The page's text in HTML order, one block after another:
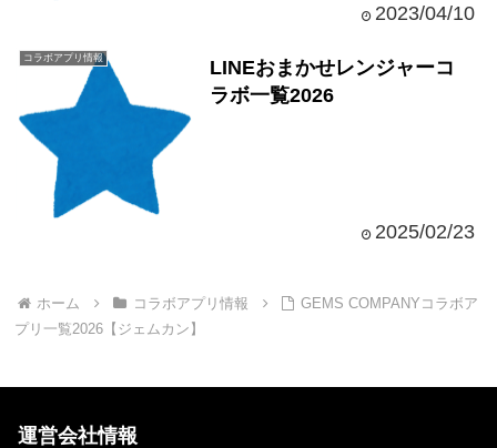
2023/04/10
コラボアプリ情報
LINEおまかせレンジャーコ
ラボ一覧2026
2025/02/23
ホーム コラボアプリ情報
GEMS COMPANYコラボア
プリ一覧2026【ジェムカン】
運営会社情報